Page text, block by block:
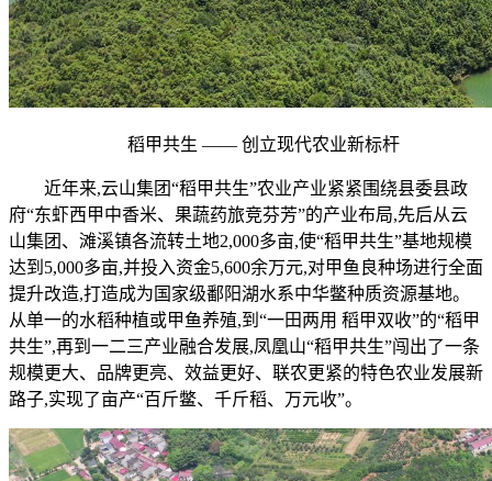
稻甲共生 —— 创立现代农业新标杆
近年来,云山集团“稻甲共生”农业产业紧紧围绕县委县政
府“东虾西甲中香米、果蔬药旅竞芬芳”的产业布局,先后从云
山集团、滩溪镇各流转土地2,000多亩,使“稻甲共生”基地规模
达到5,000多亩,并投入资金5,600余万元,对甲鱼良种场进行全面
提升改造,打造成为国家级鄱阳湖水系中华鳖种质资源基地。
从单一的水稻种植或甲鱼养殖,到“一田两用 稻甲双收”的“稻甲
共生”,再到一二三产业融合发展,凤凰山“稻甲共生”闯出了一条
规模更大、品牌更亮、效益更好、联农更紧的特色农业发展新
路子,实现了亩产“百斤鳖、千斤稻、万元收”。